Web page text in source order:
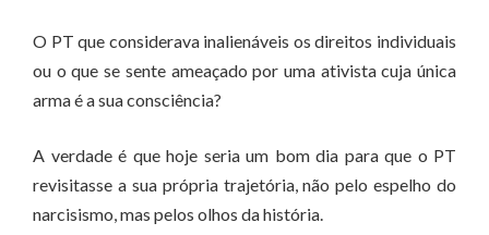
O PT que considerava inalienáveis os direitos individuais
ou o que se sente ameaçado por uma ativista cuja única
arma é a sua consciência?
A verdade é que hoje seria um bom dia para que o PT
revisitasse a sua própria trajetória, não pelo espelho do
narcisismo, mas pelos olhos da história.